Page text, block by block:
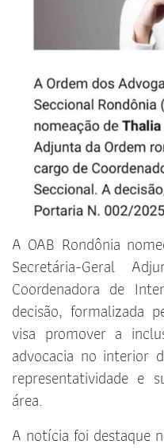
A OAB Rondônia
Secretária-Geral
Coordenadora de
decisão, formalizada
visa promover a
advocacia no interior
representatividade e
área.
A notícia foi destaque